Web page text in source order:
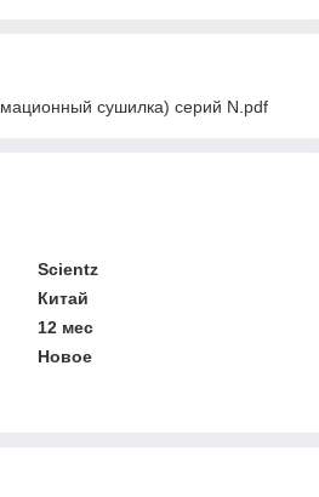
сушилка) серий N.pdf
Scientz
Китай
12 мес
Новое